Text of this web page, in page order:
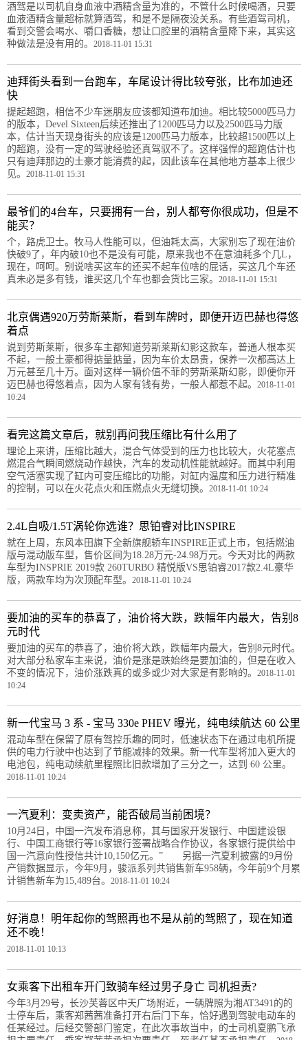
酒驾是以司机自身血液中酒精含量为准的，不管什么时候喝酒，只要
血液酒精含量超标就算酒驾，和是不是隔夜没关系。有些酒驾司机，
看到交警会喝水、嚼口香糖，想让口腔里的酒精含量降下来，其实这
种做法是没有用的。 2018-11-01 15:31
迪拜街头看到一台跑车，车尾设计得比较夸张，比布加迪还
快
提起超跑，相信不少车迷朋友应该都知道布加迪。相比较5000匹马力
的版本，Devel Sixteen后续还推出了1200匹马力以及2500匹马力版
本，估计当天现身街头的应该是1200匹马力版本，比较超1500匹以上
的超跑，没有一定的驾驶经验还真驾驭不了。这样强悍的超跑估计也
只有迪拜那边的土豪才能消费的起，因此该车在其他地方基本上很少
见。 2018-11-01 15:31
最爷们的4台车，只要拥有一台，别人都夸你很成功，但是不
能买？
个，路虎卫士。牧马人性能可以，但油耗太高，大家别忘了现在油价
快破9了，年内破10也不是没有可能，原来我也不在意油耗多个几L，
现在，呵呵。别说啥买这车的还买不起车位啥的屁话，买这几个车还
真未必是多有钱，谁买这几个车也都会货比三家。 2018-11-01 15:31
北京偶遇920万劳斯莱斯，看到车牌时，即便开迈巴赫也得悠
着点
说到劳斯莱斯，很多车主都知道劳斯莱斯幻影这款车，普通人根本买
不起，一般土豪都得掂量掂量，因为车价太昂贵，保养一次都高达上
万元甚至几十万。面对这样一辆价值不菲的劳斯莱斯幻影，即便你开
迈巴赫也得悠着点，因为人家有钱有势，一般人都惹不起。 2018-11-01
10:24
看完这篇文章后，就别再问我压缩比有什么用了
理论上来讲，压缩比越大，混合气体受到的压力也比较大，火花塞点
燃混合气瞬间燃烧动作越快，汽车的发动机性能就越好。而其中利用
空气活塞实现了缸内可变压缩比的功能，对缸内温度和压力进行精准
的控制，可以在火花点火和压燃点火无缝切换。 2018-11-01 10:24
2.4L自吸/1.5T涡轮你选谁？思铂睿对比INSPIRE
就在上周，东风本田旗下全新旗舰轿车INSPIRE正式上市，包括燃油
版与混动版车型，售价区间为18.28万元-24.98万元。今天对比的两款
车型为INSPRIE 2019款 260TURBO 精悦版VS思铂睿2017款2.4L豪华
版，两款车均为次顶配车型。 2018-11-01 10:24
要加油的买车的恭喜了，油价将大跌，跌幅年内最大，告别8
元时代
要加油的买车的恭喜了，油价将大跌，跌幅年内最大，告别8元时代。
对大部分私家车主来说，油价是涨是跌始终是要加油的，但是在收入
不变的情况下，油价涨跌真的或多或少对大家是有影响的。 2018-11-01
10:24
新一代宝马 3 系 - 宝马 330e PHEV 曝光，纯电续航达 60 公里
混动车型在保留了原有驾控乐趣的同时，低速状态下在通过电机所提
供的电力行驶中也达到了节能减排的效果。新一代车型将加入更大的
电池包，纯电动续航里程照比旧款增加了三分之一，达到 60 公里。
2018-11-01 10:24
一汽夏利：变卖资产，能否破局当前困境？
10月24日，中国一汽发布消息称，其与国家开发银行、中国建设银
行、中国工商银行等16家银行签署战略合作协议，各家银行提供给中
国一汽意向性授信共计10,150亿元。” 另据一汽夏利披露的9月份
产销数据显示，今年9月，骏派系列共销售新车958辆，今年前9个月累
计销售新车为15,489台。 2018-11-01 10:24
好消息！明年起你的驾照再也不是从前的驾照了，现在知道
还不晚！
2018-11-01 10:13
女乘客下出租车开门致骑车经过男子身亡 司机担责?
今年3月29号，长沙芙蓉区中天广场附近，一辆牌照为湘AT3491的的
士停车后，乘客郑茜茜准备打开右后门下车，恰好遇到驾驶电动车的
任某经过。后经交警部门鉴定，在此次事故当中，的士司机夏鹏飞承